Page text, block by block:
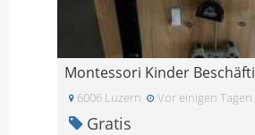
6006 Luzern Vor einigen Tagen
Gratis